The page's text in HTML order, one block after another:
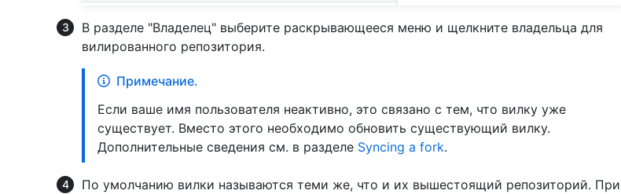
В разделе "Владелец" выберите раскрывающееся меню и щелкните владельца для
вилированного репозитория.
Примечание.
Если ваше имя пользователя неактивно, это связано с тем, что вилку уже
существует. Вместо этого необходимо обновить существующий вилку.
Дополнительные сведения см. в разделе Syncing a fork.
По умолчанию вилки называются теми же, что и их вышестоящий репозиторий. При